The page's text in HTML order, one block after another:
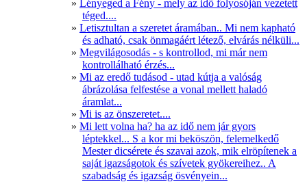
Lényeged a Fény - mely az idő folyosóján vezetett
téged....
Letisztultan a szeretet áramában.. Mi nem kapható
és adható, csak önmagáért létező, elvárás nélküli...
Megvilágosodás - s kontrollod, mi már nem
kontrollálható érzés...
Mi az eredő tudásod - utad kútja a valóság
ábrázolása felfestése a vonal mellett haladó
áramlat...
Mi is az önszeretet....
Mi lett volna ha? ha az idő nem jár gyors
léptekkel... S a kor mi beköszön, felemelkedő
Mester dicsérete és szavai azok, mik elröpítenek a
saját igazságotok és szívetek gyökereihez.. A
szabadság és igazság ösvényein...